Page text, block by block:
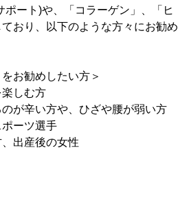
ポート)や、「コラーゲン」、「ヒ
おり、以下のような方々にお勧め
お勧めしたい方＞
楽しむ方
のが辛い方や、ひざや腰が弱い方
ポーツ選手
、出産後の女性